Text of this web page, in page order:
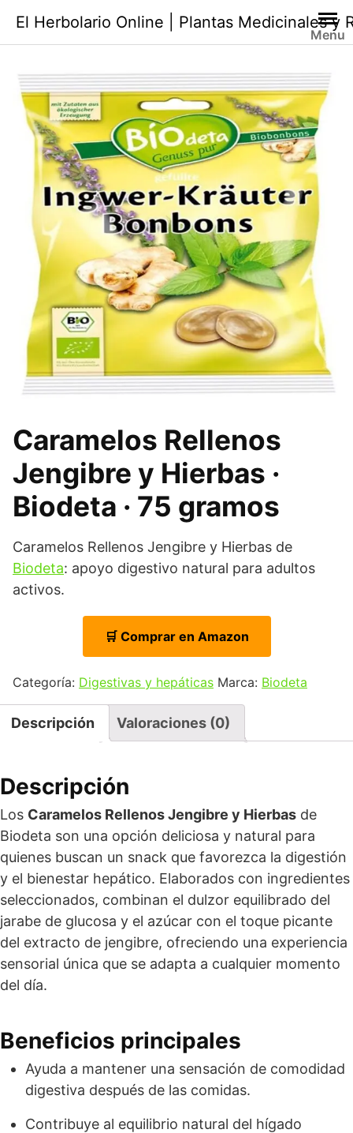
contenido
El Herbolario Online | Plantas Medicinales y
Menu
Caramelos Rellenos
Jengibre y Hierbas ·
Biodeta · 75 gramos
Caramelos Rellenos Jengibre y Hierbas de
Biodeta: apoyo digestivo natural para adultos
activos.
🛒 Comprar en Amazon
Categoría: Digestivas y hepáticas Marca: Biodeta
Descripción Valoraciones (0)
Descripción
Los Caramelos Rellenos Jengibre y Hierbas de
Biodeta son una opción deliciosa y natural para
quienes buscan un snack que favorezca la digestión
y el bienestar hepático. Elaborados con ingredientes
seleccionados, combinan el dulzor equilibrado del
jarabe de glucosa y el azúcar con el toque picante
del extracto de jengibre, ofreciendo una experiencia
sensorial única que se adapta a cualquier momento
del día.
Beneficios principales
Ayuda a mantener una sensación de comodidad
digestiva después de las comidas.
Contribuye al equilibrio natural del hígado